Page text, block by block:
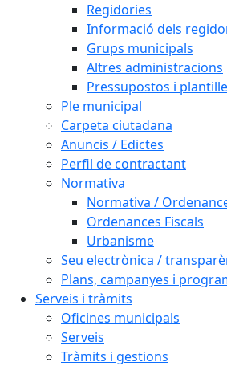
Regidories
Informació dels
Grups municipals
Altres administracions
Pressupostos i
Ple municipal
Carpeta ciutadana
Anuncis / Edictes
Perfil de contractant
Normativa
Normativa /
Ordenances Fiscals
Urbanisme
Seu electrònica /
Plans, campanyes i
Serveis i tràmits
Oficines municipals
Serveis
Tràmits i gestions